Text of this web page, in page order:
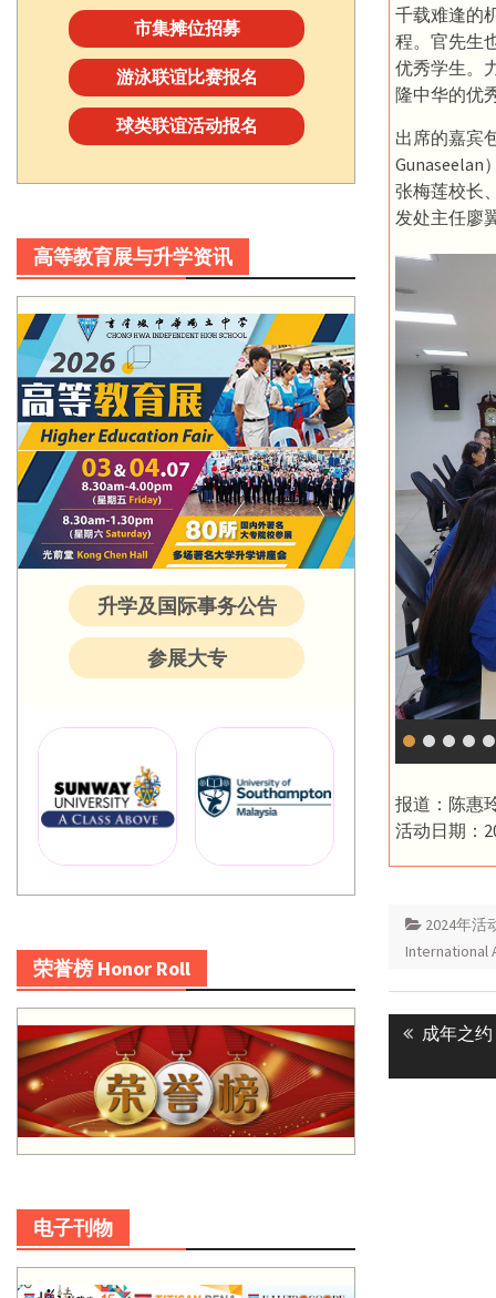
千载难逢的
程。官先生
优秀学生。
隆中华的优
出席的嘉宾
Gunaseelan
张梅莲校长
发处主任廖
报道：陈惠
活动日期：
2024年活
International
Post
Previous
成年之
市集摊位招募
游泳联谊比赛报名
球类联谊活动报名
高等教育展与升学资讯
升学及国际事务公告
参展大专
荣誉榜 Honor Roll
电子刊物